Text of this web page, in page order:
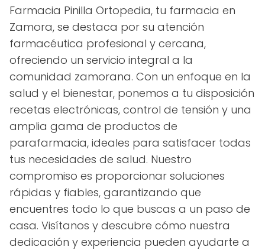
Farmacia Pinilla Ortopedia, tu farmacia en
Zamora, se destaca por su atención
farmacéutica profesional y cercana,
ofreciendo un servicio integral a la
comunidad zamorana. Con un enfoque en la
salud y el bienestar, ponemos a tu disposición
recetas electrónicas, control de tensión y una
amplia gama de productos de
parafarmacia, ideales para satisfacer todas
tus necesidades de salud. Nuestro
compromiso es proporcionar soluciones
rápidas y fiables, garantizando que
encuentres todo lo que buscas a un paso de
casa. Visítanos y descubre cómo nuestra
dedicación y experiencia pueden ayudarte a